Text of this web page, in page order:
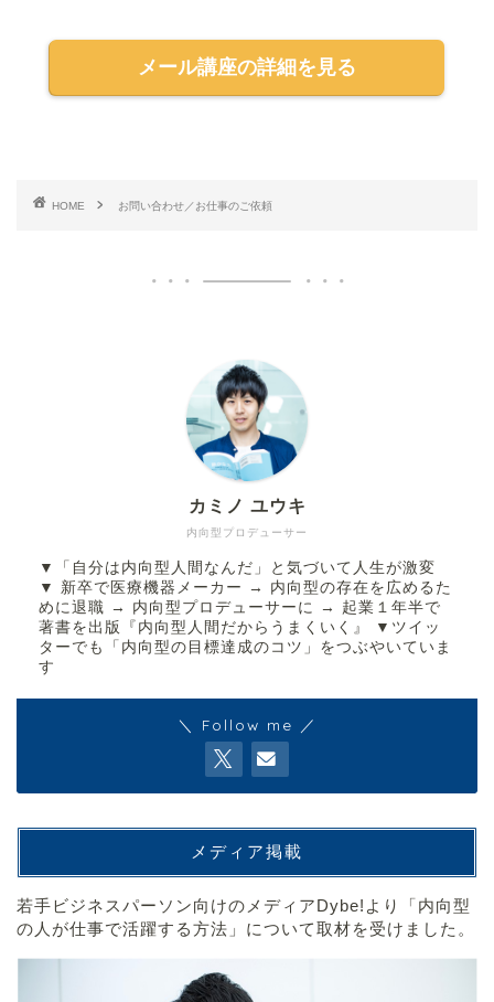
メール講座の詳細を見る
HOME お問い合わせ／お仕事のご依頼
内向型プロデューサー
カミノ ユウキ
▼「自分は内向型人間なんだ」と気づいて人生が激変
▼ 新卒で医療機器メーカー → 内向型の存在を広めるた
めに退職 → 内向型プロデューサーに → 起業１年半で
著書を出版『内向型人間だからうまくいく』 ▼ツイッ
ターでも「内向型の目標達成のコツ」をつぶやいていま
す
＼ Follow me ／
メディア掲載
若手ビジネスパーソン向けのメディアDybe!より「内向型
の人が仕事で活躍する方法」について取材を受けました。